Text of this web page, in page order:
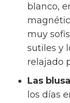
blanco,
muy
sutiles y
relajado
Las
los días